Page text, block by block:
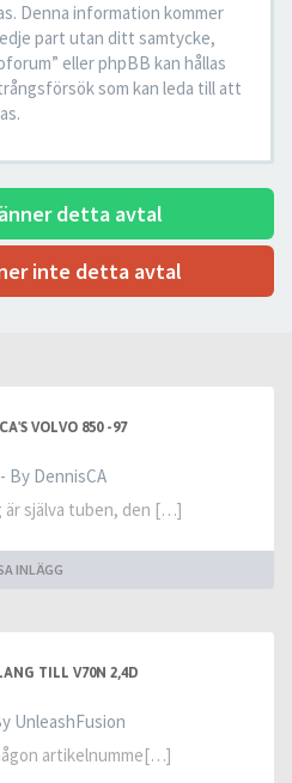
Denna information kommer
part utan ditt samtycke,
eller phpBB kan hållas
som kan leda till att
detta avtal
inte detta avtal
VOLVO 850 -97
By DennisCA
är själva tuben, den […]
INLÄGG
TILL V70N 2,4D
UnleashFusion
artikelnumme[…]